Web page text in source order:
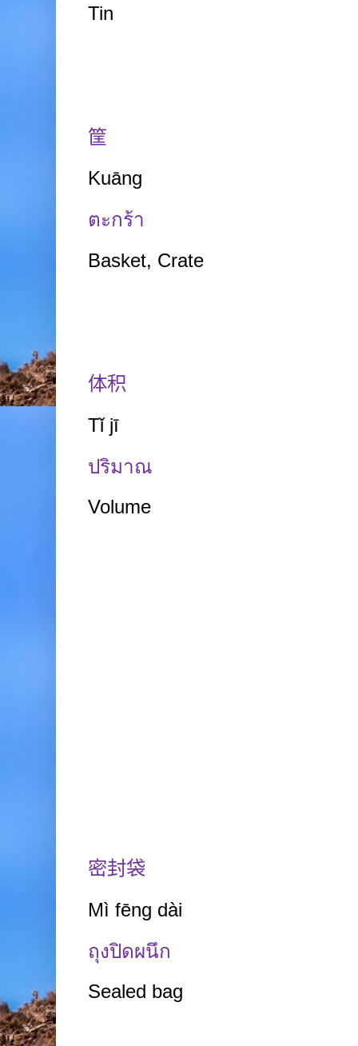
Tin
筐
Kuāng
ตะกร้า
Basket, Crate
体积
Tǐ jī
ปริมาณ
Volume
密封袋
Mì fēng dài
ถุงปิดผนึก
Sealed bag